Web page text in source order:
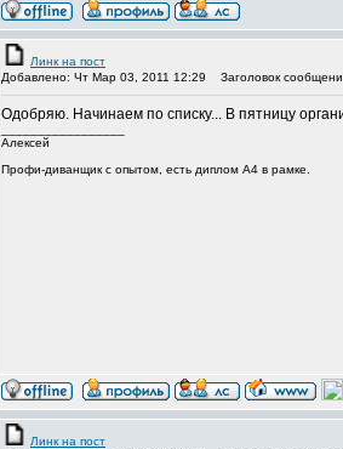
Линк на пост
Добавлено: Чт Мар 03, 2011 12:29
Заголовок
Одобряю. Начинаем по списку... В пятницу
Алексей
Профи-диванщик с опытом, есть диплом А4 в рамке.
Линк на пост